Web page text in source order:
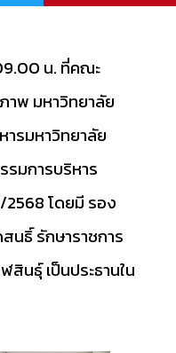
น. ที่คณะ
าพ มหาวิทยาลัย
รมหาวิทยาลัย
รมการบริหาร
โดยมี รอง
ธิ์ รักษาราชการ
นธุ์ เป็นประธานใน